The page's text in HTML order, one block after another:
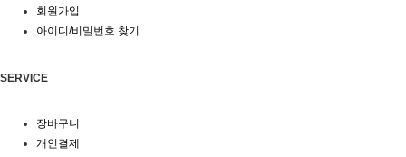
회원가입
아이디/비밀번호 찾기
SERVICE
장바구니
개인결제